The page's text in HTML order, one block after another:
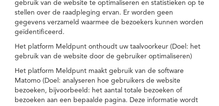
gebruik van de website te optimaliseren en statistieken op te
stellen over de raadpleging ervan. Er worden geen
gegevens verzameld waarmee de bezoekers kunnen worden
geïdentificeerd.
Het platform Meldpunt onthoudt uw taalvoorkeur (Doel: het
gebruik van de website door de gebruiker optimaliseren)
Het platform Meldpunt maakt gebruik van de software
Matomo (Doel: analyseren hoe gebruikers de website
bezoeken, bijvoorbeeld: het aantal totale bezoeken of
bezoeken aan een bepaalde pagina. Deze informatie wordt